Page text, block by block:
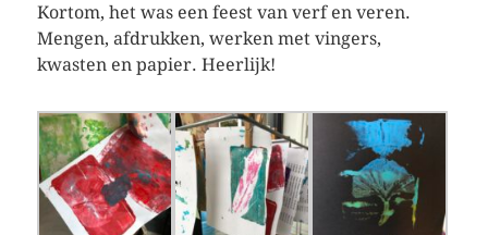
Kortom, het was een feest van verf en veren.
Mengen, afdrukken, werken met vingers,
kwasten en papier. Heerlijk!